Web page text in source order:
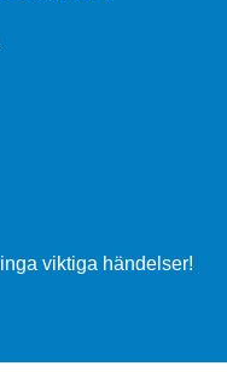
viktiga händelser!